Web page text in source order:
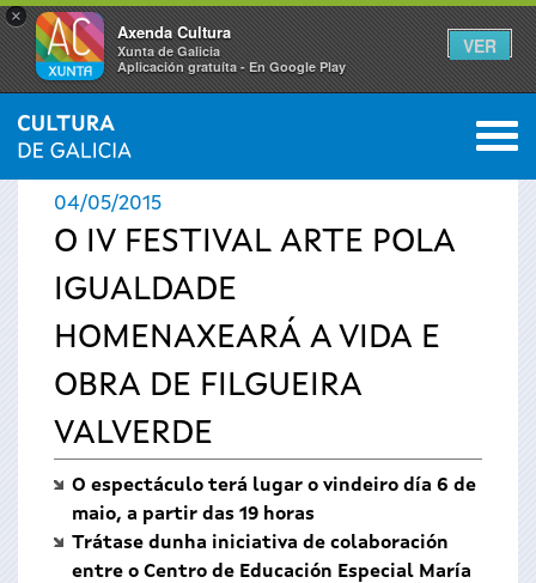
×
Axenda Cultura
Xunta de Galicia
Aplicación gratuíta - En Google Play
VER
Vostede
está
aquí
INICIO › ACTUALIDADE 0
04/05/2015
O IV FESTIVAL ARTE POLA
IGUALDADE
HOMENAXEARÁ A VIDA E
OBRA DE FILGUEIRA
VALVERDE
O espectáculo terá lugar o vindeiro día 6 de
maio, a partir das 19 horas
Trátase dunha iniciativa de colaboración
entre o Centro de Educación Especial María